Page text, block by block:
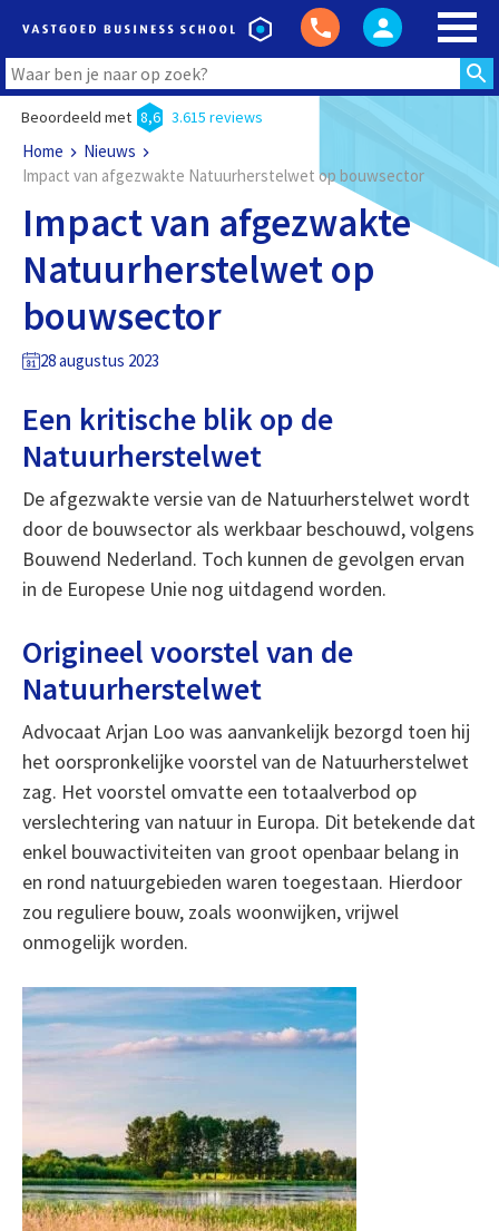
Beoordeeld met 8,6 3.615 reviews
Home
Nieuws
Impact van afgezwakte Natuurherstelwet op bouwsector
Impact van afgezwakte
Natuurherstelwet op
bouwsector
28 augustus 2023
Een kritische blik op de
Natuurherstelwet
De afgezwakte versie van de Natuurherstelwet wordt
door de bouwsector als werkbaar beschouwd, volgens
Bouwend Nederland. Toch kunnen de gevolgen ervan
in de Europese Unie nog uitdagend worden.
Origineel voorstel van de
Natuurherstelwet
Advocaat Arjan Loo was aanvankelijk bezorgd toen hij
het oorspronkelijke voorstel van de Natuurherstelwet
zag. Het voorstel omvatte een totaalverbod op
verslechtering van natuur in Europa. Dit betekende dat
enkel bouwactiviteiten van groot openbaar belang in
en rond natuurgebieden waren toegestaan. Hierdoor
zou reguliere bouw, zoals woonwijken, vrijwel
onmogelijk worden.